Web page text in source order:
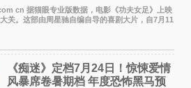
cn 据猫眼专业版数据，电影《功夫女足》上映
关。这部由周星驰自编自导的喜剧大片，自7月11
统治力。
《痴迷》定档7月24日！惊悚爱情
风暴席卷暑期档 年度恐怖黑马预